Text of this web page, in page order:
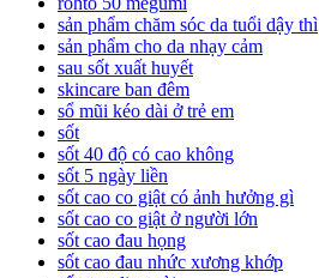
sản phẩm chăm sóc da tuổi dậy thì
sản phẩm cho da nhạy cảm
sau sốt xuất huyết
skincare ban đêm
sổ mũi kéo dài ở trẻ em
sốt
sốt 40 độ có cao không
sốt 5 ngày liền
sốt cao co giật có ảnh hưởng gì
sốt cao co giật ở người lớn
sốt cao đau họng
sốt cao đau nhức xương khớp